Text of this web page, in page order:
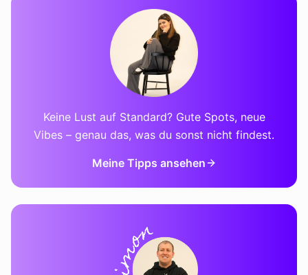
Keine Lust auf Standard? Gute Spots, neue
Vibes – genau das, was du sonst nicht findest.
Meine Tipps ansehen